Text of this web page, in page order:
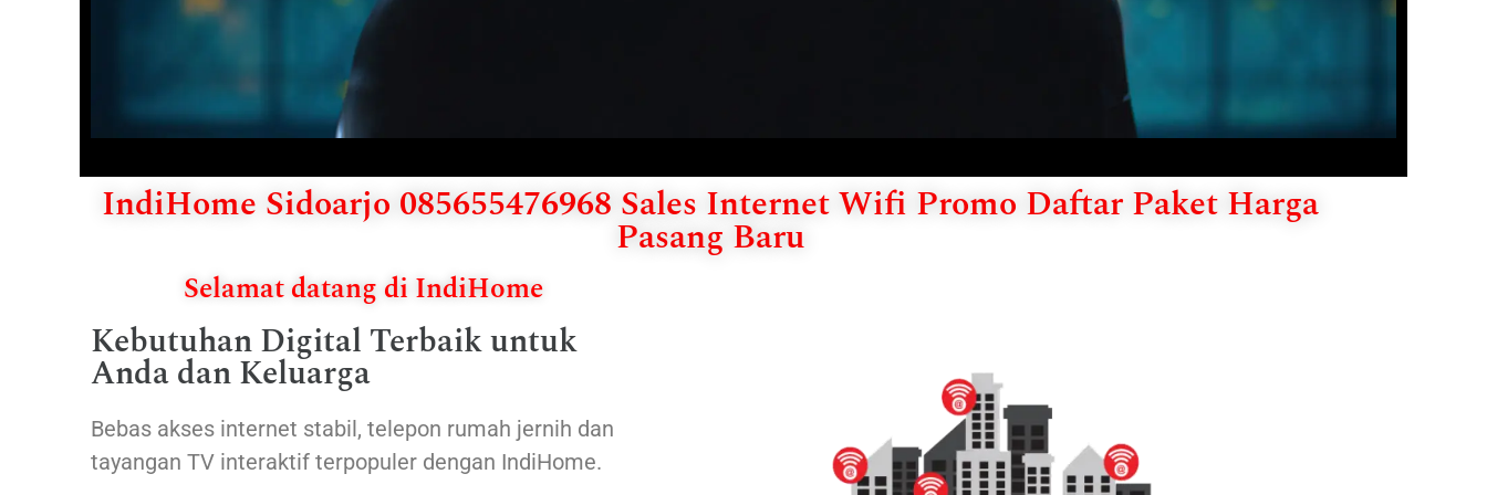
IndiHome Sidoarjo 085655476968 Sales Internet Wifi Promo Daftar Paket Harga
Pasang Baru
Selamat datang di IndiHome
Kebutuhan Digital Terbaik untuk
Anda dan Keluarga
Bebas akses internet stabil, telepon rumah jernih dan
tayangan TV interaktif terpopuler dengan IndiHome.